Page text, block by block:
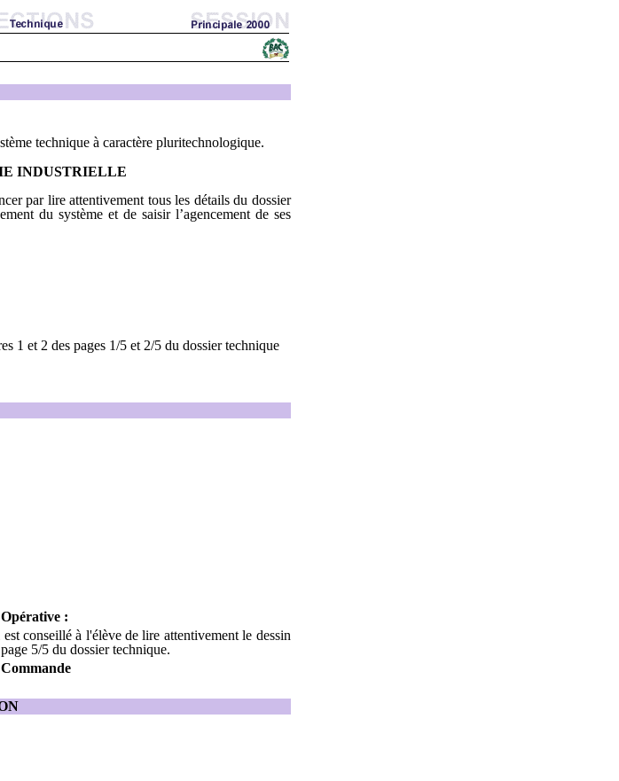
technique à caractère pluritechnologique.
INDUSTRIELLE
par lire attentivement tous les détails du dossier
du système et de saisir l’agencement de ses
1 et 2 des pages 1/5 et 2/5 du dossier technique
:
conseillé à l'élève de lire attentivement le dessin
5/5 du dossier technique.